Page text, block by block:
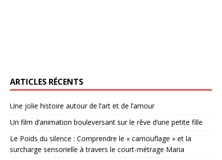
ARTICLES RÉCENTS
Une jolie histoire autour de l’art et de l’amour
Un film d’animation bouleversant sur le rêve d’une petite fille
Le Poids du silence : Comprendre le « camouflage » et la
surcharge sensorielle à travers le court-métrage Maria